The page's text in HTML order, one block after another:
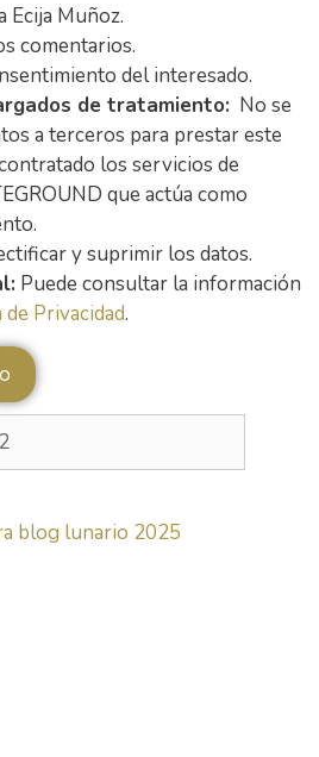
Ecija Muñoz.
comentarios.
del interesado.
de tratamiento: No se
a terceros para prestar este
los servicios de
que actúa como
y suprimir los datos.
Puede consultar la información
Privacidad.